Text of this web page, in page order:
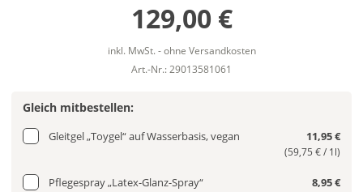
129,00 €
inkl. MwSt. - ohne Versandkosten
Art.-Nr.: 29013581061
Gleich mitbestellen:
Gleitgel „Toygel“ auf Wasserbasis, vegan 11,95 €
(59,75 € / 1l)
Pflegespray „Latex-Glanz-Spray“ 8,95 €